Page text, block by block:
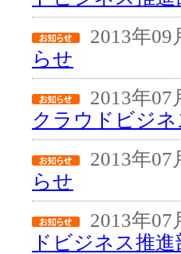
2013年09
らせ
2013年07
クラウドビジ
2013年07
らせ
2013年07
ドビジネス推